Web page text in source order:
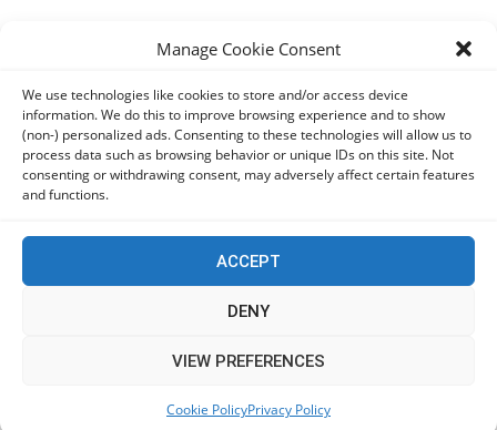
Manage Cookie Consent
We use technologies like cookies to store and/or access device
information. We do this to improve browsing experience and to show
(non-) personalized ads. Consenting to these technologies will allow us to
process data such as browsing behavior or unique IDs on this site. Not
consenting or withdrawing consent, may adversely affect certain features
and functions.
ACCEPT
DENY
VIEW PREFERENCES
Cookie PolicyPrivacy Policy
This website uses cookies to improve your experience. We'll
Accept
Read More